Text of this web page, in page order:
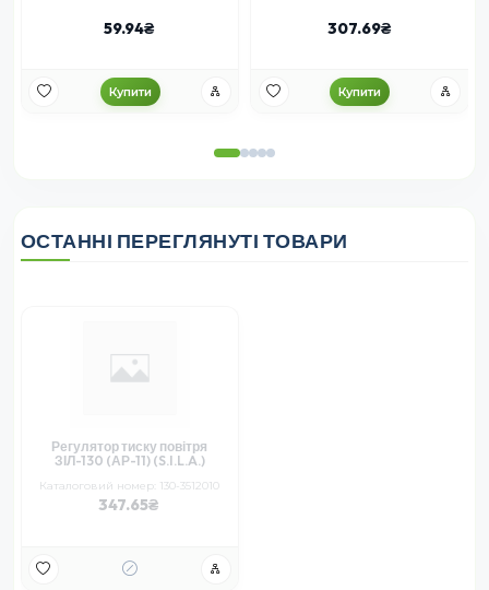
59.94
Купити
307.69
Купити
ОСТАННІ ПЕРЕГЛЯНУТІ ТОВАРИ
Регулятор тиску повітря
ЗІЛ-130 (АР-11) (S.I.L.A.)
Каталоговий номер: 130-3512010
347.65